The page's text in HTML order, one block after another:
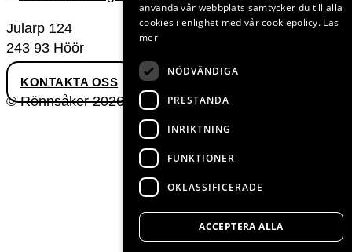
Jularp 124
243 93 Höör
KONTAKTA OSS
© Rönnsåker 2026
använda vår webbplats samtycker du till alla
cookies i enlighet med vår cookiepolicy. Läs
mer
NÖDVÄNDIGA
PRESTANDA
INRIKTNING
FUNKTIONER
OKLASSIFICERADE
ACCEPTERA ALLA